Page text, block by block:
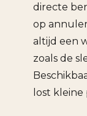
directe
op
altijd een
zoals de
lost